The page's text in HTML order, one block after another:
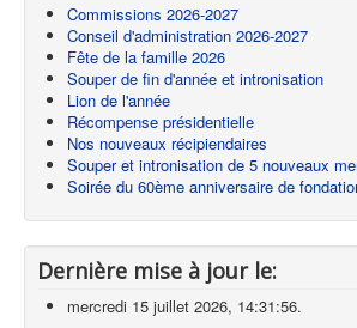
Commissions 2026-2027
Conseil d'administration 2026-2027
Fête de la famille 2026
Souper de fin d'année et intronisation
Lion de l'année
Récompense présidentielle
Nos nouveaux récipiendaires
Souper et intronisation de 5 nouveaux
Soirée du 60ème anniversaire de
Dernière mise à jour le:
mercredi 15 juillet 2026, 14:31:56.